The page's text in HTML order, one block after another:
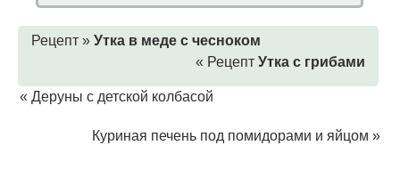
Рецепт » Утка в меде с чесноком
« Рецепт Утка с грибами
« Деруны с детской колбасой
Куриная печень под помидорами и яйцом »